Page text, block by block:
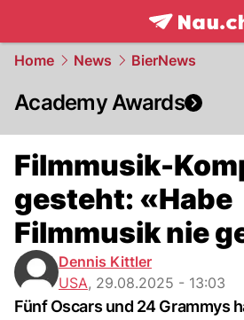
frontpage.
Home News BierNews
Academy Awards
Filmmusik-
gesteht: «Habe
Filmmusik nie
Dennis Kittler
USA, 29.08.2025 - 13:03
Fünf Oscars und 24 Grammys